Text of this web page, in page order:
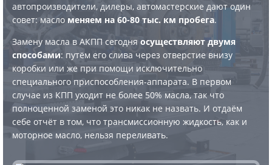
автопроизводители, дилеры, автомастерские дают один
совет: масло меняем на 60-80 тыс. км пробега.
Замену масла в АКПП сегодня осуществляют двумя
способами: путём его слива через отверстие внизу
коробки или же при помощи исключительно
специального приспособления-аппарата. В первом
случае из КПП уходит не более 50% масла, так что
полноценной заменой это никак не назвать. И отдаём
себе отчёт в том, что трансмиссионную жидкость, как и
моторное масло, нельзя переливать.